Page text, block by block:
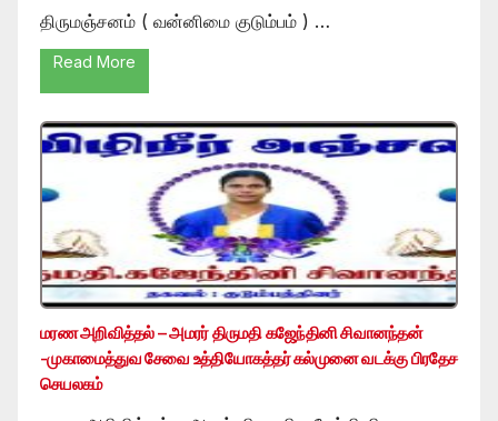
திருமஞ்சனம் ( வன்னிமை குடும்பம் ) …
Read More
மரண அறிவித்தல் – அமரர் திருமதி கஜேந்தினி சிவானந்தன்
-முகாமைத்துவ சேவை உத்தியோகத்தர் கல்முனை வடக்கு பிரதேச
செயலகம்